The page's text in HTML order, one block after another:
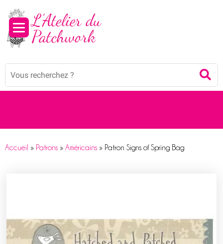
Mots
Accueil » Patrons » Américains » Patron Signs of Spring Bag
Panneau de gestion des cookies